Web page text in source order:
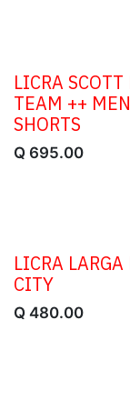
LICRA SCOTT
TEAM ++
SHORTS
Q 695.00
LICRA
CITY
Q 480.00